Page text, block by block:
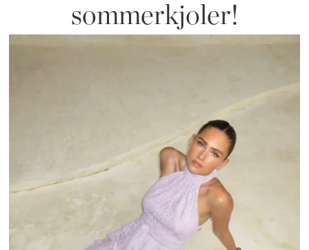
sommerkjoler!